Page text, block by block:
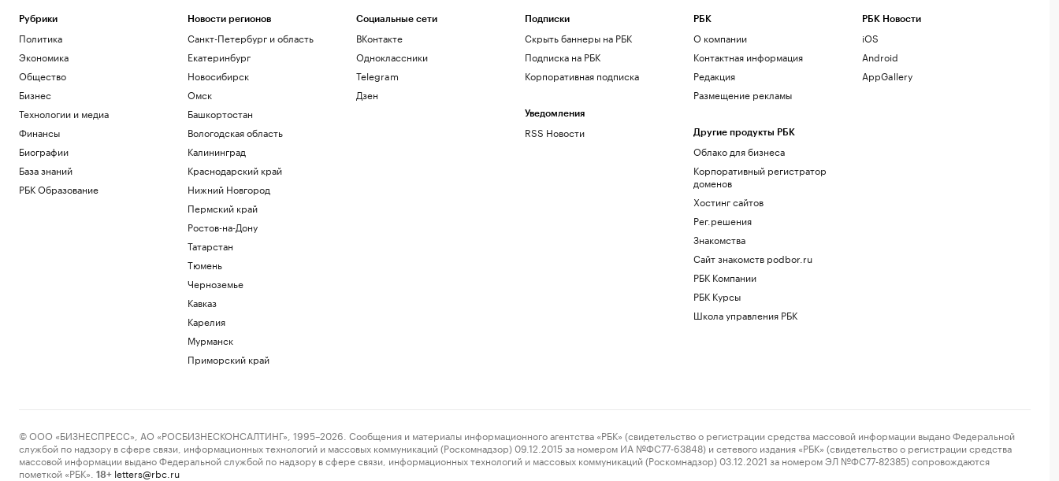
Рубрики
Политика
Экономика
Общество
Бизнес
Технологии и медиа
Финансы
Биографии
База знаний
РБК Образование
Новости регионов
Санкт-Петербург и область
Екатеринбург
Новосибирск
Омск
Башкортостан
Вологодская область
Калининград
Краснодарский край
Нижний Новгород
Пермский край
Ростов-на-Дону
Татарстан
Тюмень
Черноземье
Кавказ
Карелия
Мурманск
Приморский край
Социальные сети
ВКонтакте
Одноклассники
Telegram
Дзен
Подписки
Скрыть баннеры на РБК
Подписка на РБК
Корпоративная подписка
Уведомления
RSS Новости
РБК
О компании
Контактная информация
Редакция
Размещение рекламы
Другие продукты РБК
Облако для бизнеса
Корпоративный регистратор
доменов
Хостинг сайтов
Рег.решения
Знакомства
Сайт знакомств podbor.ru
РБК Компании
РБК Курсы
Школа управления РБК
РБК Новости
iOS
Android
AppGallery
© ООО «БИЗНЕСПРЕСС», АО «РОСБИЗНЕСКОНСАЛТИНГ», 1995–2026. Сообщения и материалы информационного агентства «РБК» (свидетельство о регистрации средства массовой информации выдано Федеральной
службой по надзору в сфере связи, информационных технологий и массовых коммуникаций (Роскомнадзор) 09.12.2015 за номером ИА №ФС77-63848) и сетевого издания «РБК» (свидетельство о регистрации средства
массовой информации выдано Федеральной службой по надзору в сфере связи, информационных технологий и массовых коммуникаций (Роскомнадзор) 03.12.2021 за номером ЭЛ №ФС77-82385) сопровождаются
пометкой «РБК».
18+ letters@rbc.ru